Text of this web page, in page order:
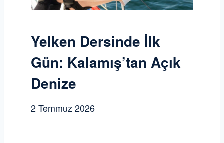
Yelken Dersinde İlk
Gün: Kalamış’tan Açık
Denize
2 Temmuz 2026